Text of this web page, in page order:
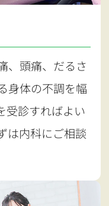
、頭痛、だるさ
身体の不調を幅
受診すればよい
は内科にご相談